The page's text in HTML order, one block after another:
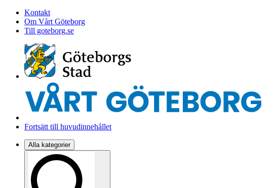
Kontakt
Om Vårt Göteborg
Till goteborg.se
Fortsätt till huvudinnehållet
Alla kategorier